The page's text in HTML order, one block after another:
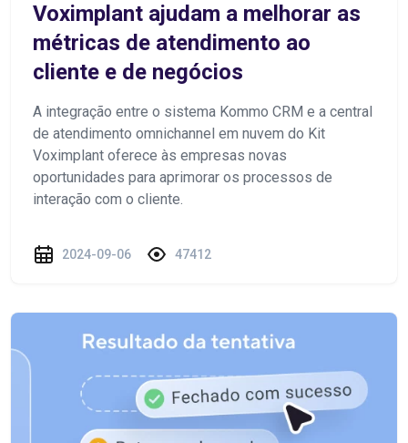
Voximplant ajudam a melhorar as
métricas de atendimento ao
cliente e de negócios
A integração entre o sistema Kommo CRM e a central
de atendimento omnichannel em nuvem do Kit
Voximplant oferece às empresas novas
oportunidades para aprimorar os processos de
interação com o cliente.
2024-09-06 47412